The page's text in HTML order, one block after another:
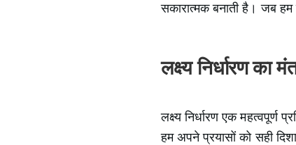
सकारात्मक बनाती है। जब
लक्ष्य निर्धारण का
लक्ष्य निर्धारण एक
हम अपने प्रयासों को सही